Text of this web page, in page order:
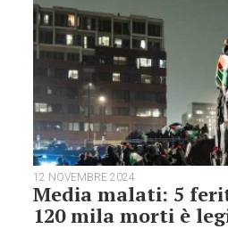
12 NOVEMBRE 2024
Media malati: 5
120 mila morti è